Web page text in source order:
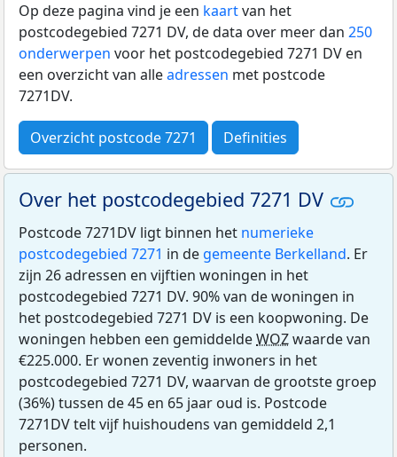
Op deze pagina vind je een kaartvan het
postcodegebied 7271 DV, de data over meer dan 250
onderwerpen voor het postcodegebied 7271 DV en
een overzicht van alleadressen met postcode
7271DV.
Overzicht postcode 7271 Definities
Over het postcodegebied 7271 DV
Postcode 7271DV ligt binnen het numerieke
postcodegebied 7271 in de gemeente Berkelland. Er
zijn 26 adressen en vijftien woningen in het
postcodegebied 7271 DV. 90% van de woningen in
het postcodegebied 7271 DV is een koopwoning. De
woningen hebben een gemiddeldeWOZwaarde van
€225.000. Er wonen zeventig inwoners in het
postcodegebied 7271 DV, waarvan de grootste groep
(36%) tussen de 45 en 65 jaar oud is. Postcode
7271DV telt vijf huishoudens van gemiddeld 2,1
personen.